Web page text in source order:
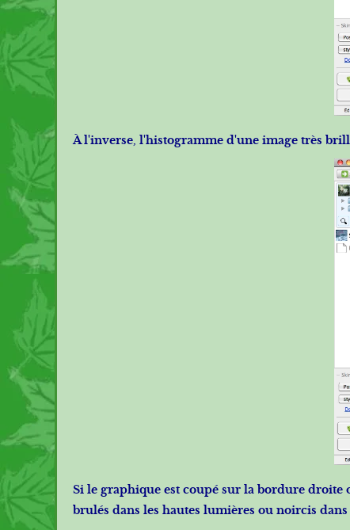
À l'inverse, l'histogramme d'une image très
Si le graphique est coupé sur la bordure droite
brulés dans les hautes lumières ou noircis